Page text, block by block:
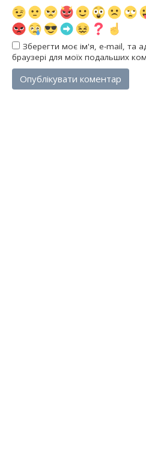
Зберегти моє ім'я, e-mail, та
браузері для моїх подальших